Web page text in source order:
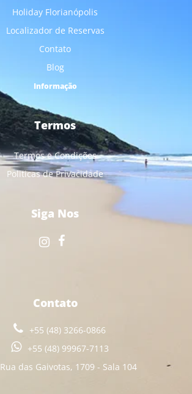
Holiday Florianópolis
Localizador de Reservas
Contato
Blog
Informação
Termos
Termos e Condições
Politicas de Privacidade
Siga Nos
Contato
+55 (48) 3266-0866
+55 (48) 99967-7113
Rua das Gaivotas, 1709 - Sala 104